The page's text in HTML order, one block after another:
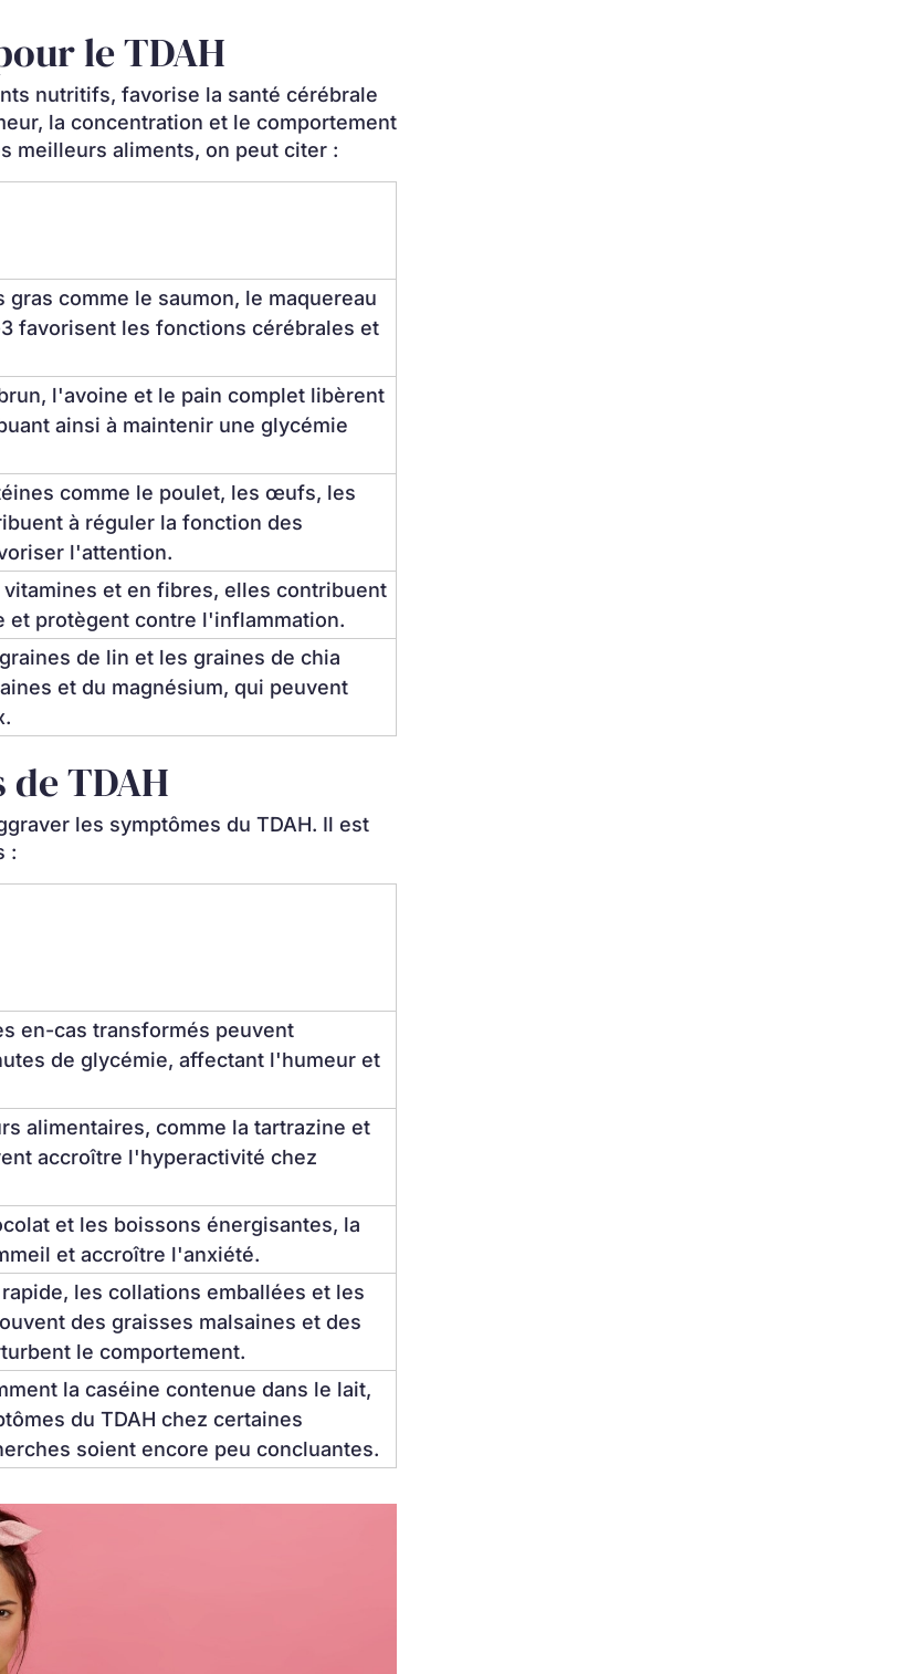
le TDAH
nutritifs, favorise la santé cérébrale
la concentration et le comportement
meilleurs aliments, on peut citer :
comme le saumon, le maquereau
favorisent les fonctions cérébrales et
l'avoine et le pain complet libèrent
ainsi à maintenir une glycémie
comme le poulet, les œufs, les
à réguler la fonction des
l'attention.
et en fibres, elles contribuent
et protègent contre l'inflammation.
de lin et les graines de chia
et du magnésium, qui peuvent
TDAH
les symptômes du TDAH. Il est
:
en-cas transformés peuvent
de glycémie, affectant l'humeur et
alimentaires, comme la tartrazine et
accroître l'hyperactivité chez
et les boissons énergisantes, la
et accroître l'anxiété.
les collations emballées et les
des graisses malsaines et des
le comportement.
la caséine contenue dans le lait,
du TDAH chez certaines
soient encore peu concluantes.